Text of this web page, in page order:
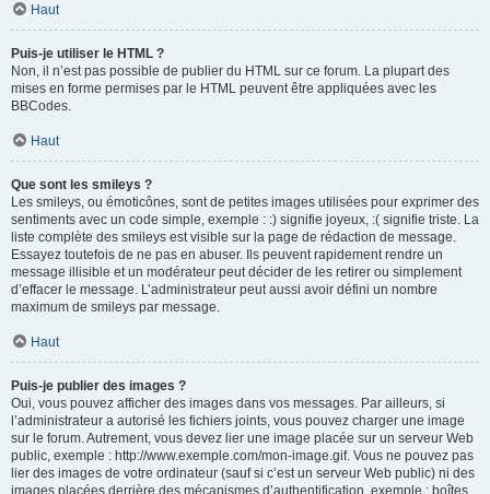
Haut
Puis-je utiliser le HTML ?
Non, il n’est pas possible de publier du HTML sur ce forum. La plupart des
mises en forme permises par le HTML peuvent être appliquées avec les
BBCodes.
Haut
Que sont les smileys ?
Les smileys, ou émoticônes, sont de petites images utilisées pour exprimer des
sentiments avec un code simple, exemple : :) signifie joyeux, :( signifie triste. La
liste complète des smileys est visible sur la page de rédaction de message.
Essayez toutefois de ne pas en abuser. Ils peuvent rapidement rendre un
message illisible et un modérateur peut décider de les retirer ou simplement
d’effacer le message. L’administrateur peut aussi avoir défini un nombre
maximum de smileys par message.
Haut
Puis-je publier des images ?
Oui, vous pouvez afficher des images dans vos messages. Par ailleurs, si
l’administrateur a autorisé les fichiers joints, vous pouvez charger une image
sur le forum. Autrement, vous devez lier une image placée sur un serveur Web
public, exemple : http://www.exemple.com/mon-image.gif. Vous ne pouvez pas
lier des images de votre ordinateur (sauf si c’est un serveur Web public) ni des
images placées derrière des mécanismes d’authentification, exemple : boîtes